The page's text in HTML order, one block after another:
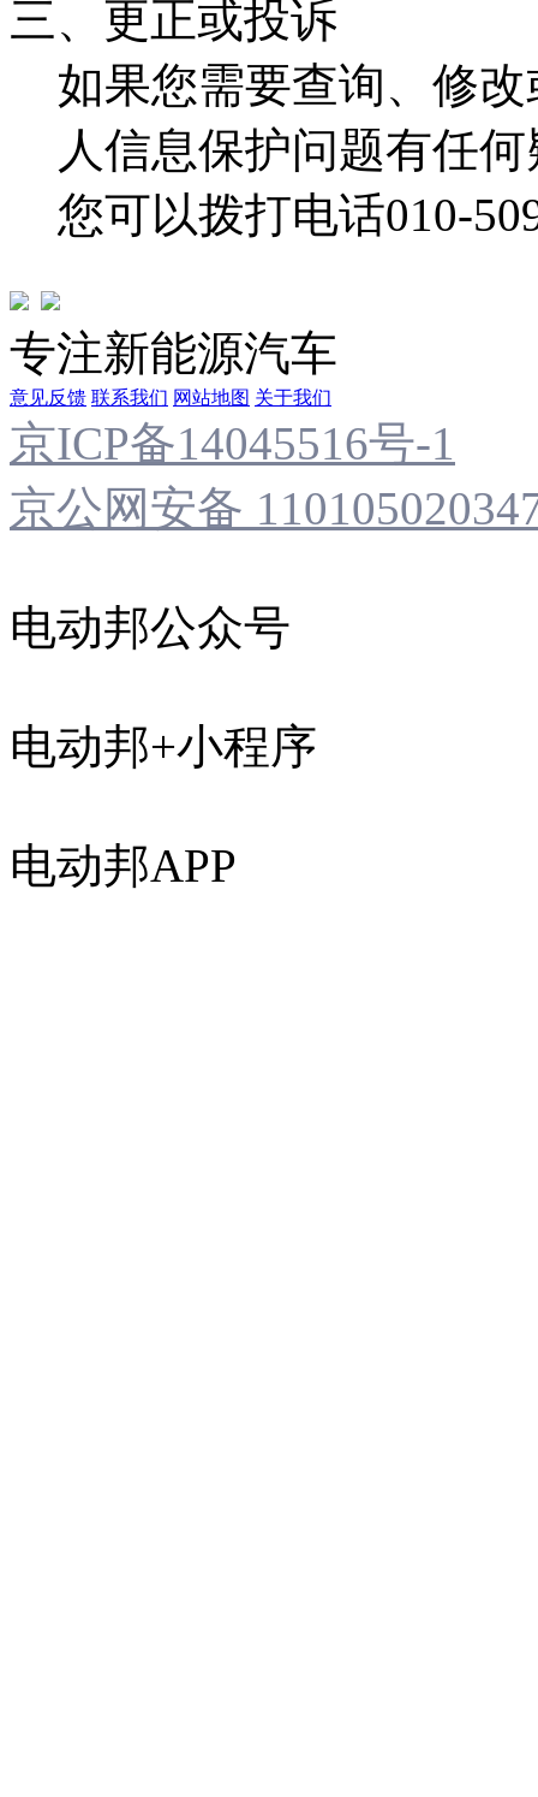
三、更正或投诉
如果您需要查询、修
人信息保护问题有任
您可以拨打电话010-
专注新能源汽车
意见反馈 联系我们 网站地图 关于我们
京ICP备14045516号-1
京公网安备
电动邦公众号
电动邦+小程序
电动邦APP